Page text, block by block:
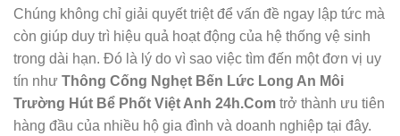
Chúng không chỉ giải quyết triệt để vấn đề ngay lập tức mà
còn giúp duy trì hiệu quả hoạt động của hệ thống vệ sinh
trong dài hạn. Đó là lý do vì sao việc tìm đến một đơn vị uy
tín như Thông Cống Nghẹt Bến Lức Long An Môi
Trường Hút Bể Phốt Việt Anh 24h.Com trở thành ưu tiên
hàng đầu của nhiều hộ gia đình và doanh nghiệp tại đây.